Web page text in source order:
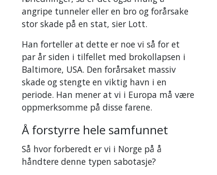
angripe tunneler eller en bro og forårsake
stor skade på en stat, sier Lott.
Han forteller at dette er noe vi så for et
par år siden i tilfellet med brokollapsen i
Baltimore, USA. Den forårsaket massiv
skade og stengte en viktig havn i en
periode. Han mener at vi i Europa må være
oppmerksomme på disse farene.
Å forstyrre hele samfunnet
Så hvor forberedt er vi i Norge på å
håndtere denne typen sabotasje?